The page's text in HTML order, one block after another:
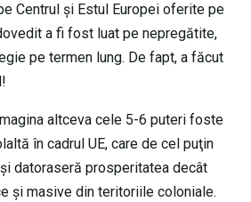
Centrul şi Estul Europei oferite pe
a fi fost luat pe nepregătite,
pe termen lung. De fapt, a făcut
altceva cele 5-6 puteri foste
în cadrul UE, care de cel puţin
datoraseră prosperitatea decât
şi masive din teritoriile coloniale.